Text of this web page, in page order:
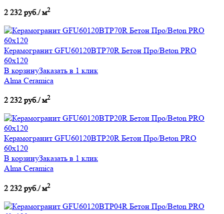
2 232 руб./ м2
Керамогранит GFU60120BTP70R Бетон Про/Beton PRO
60х120
В корзинуЗаказать в 1 клик
Alma Ceramica
2 232 руб./ м2
Керамогранит GFU60120BTP20R Бетон Про/Beton PRO
60х120
В корзинуЗаказать в 1 клик
Alma Ceramica
2 232 руб./ м2